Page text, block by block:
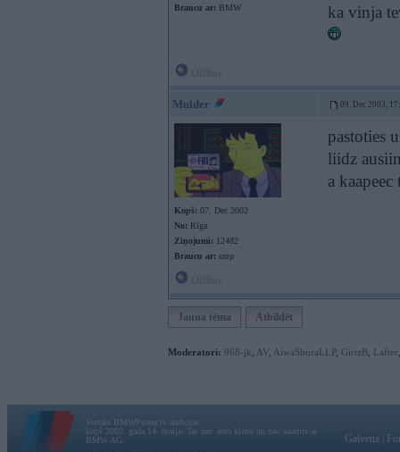
Braucu ar: BMW
ka vinja
Mulder 09. Dec 2003,
Kopš: 07. Dec 2002
No: Rīga
Ziņojumi: 12482
Braucu ar: smp
pastoties
liidz
a
Jauna tēma Atbildēt
Moderatori: 968-jk AV AiwaShuraLLP, GirtzB Lafter
Vortāls BMWPower.lv darbojas
kopš 2002. gada 14. maija. Tas nav auto klubs un nav saistīts ar
BMW AG.
Galvena